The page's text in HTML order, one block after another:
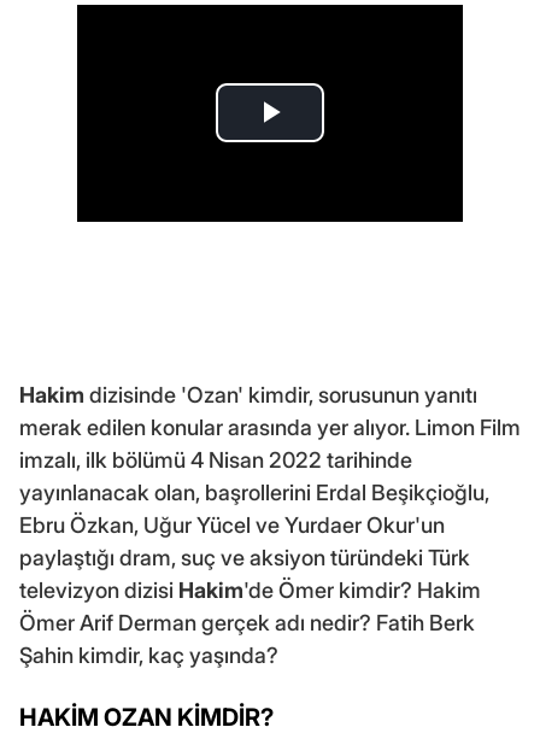
Hakim dizisinde 'Ozan' kimdir, sorusunun yanıtı
merak edilen konular arasında yer alıyor. Limon Film
imzalı, ilk bölümü 4 Nisan 2022 tarihinde
yayınlanacak olan, başrollerini Erdal Beşikçioğlu,
Ebru Özkan, Uğur Yücel ve Yurdaer Okur'un
paylaştığı dram, suç ve aksiyon türündeki Türk
televizyon dizisi Hakim'de Ömer kimdir? Hakim
Ömer Arif Derman gerçek adı nedir? Fatih Berk
Şahin kimdir, kaç yaşında?
HAKİM OZAN KİMDİR?